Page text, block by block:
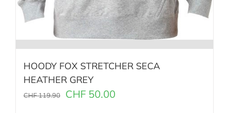
HOODY FOX STRETCHER SECA
HEATHER GREY
CHF119.90 CHF 50.00